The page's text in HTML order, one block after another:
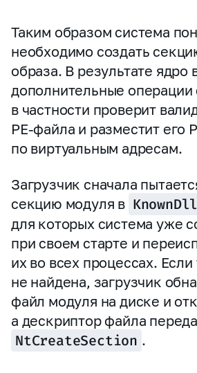
Таким образом система
необходимо создать
образа. В результате ядро
дополнительные операции
в частности проверит
PE‑файла и разместит его
по виртуальным адресам.
Загрузчик сначала
секцию модуля в KnownDll
для которых система уже
при своем старте и
их во всех процессах.
не найдена, загрузчик
файл модуля на диске и
а дескриптор файла
NtCreateSection .